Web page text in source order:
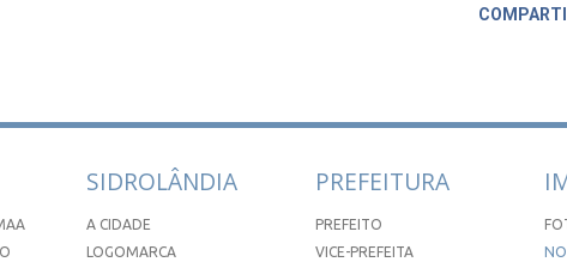
SIDROLÂNDIA
A CIDADE
LOGOMARCA
PREFEITURA
PREFEITO
VICE-PREFEITA